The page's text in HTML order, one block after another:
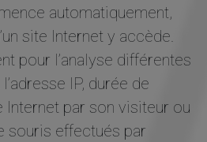
automatiquement,
site Internet y accède.
pour l’analyse différentes
IP, durée de
par son visiteur ou
souris effectués par